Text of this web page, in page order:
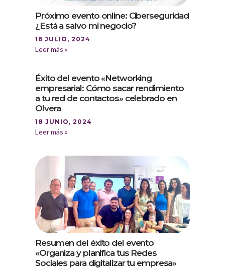
Próximo evento online: Ciberseguridad
¿Está a salvo mi negocio?
16 JULIO, 2024
Leer más »
Éxito del evento «Networking
empresarial: Cómo sacar rendimiento
a tu red de contactos» celebrado en
Olvera
18 JUNIO, 2024
Leer más »
Resumen del éxito del evento
«Organiza y planifica tus Redes
Sociales para digitalizar tu empresa»